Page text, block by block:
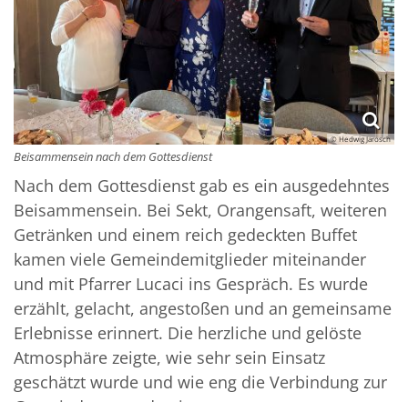
© Hedwig Jarosch
Beisammensein nach dem Gottesdienst
Nach dem Gottesdienst gab es ein ausgedehntes
Beisammensein. Bei Sekt, Orangensaft, weiteren
Getränken und einem reich gedeckten Buffet
kamen viele Gemeindemitglieder miteinander
und mit Pfarrer Lucaci ins Gespräch. Es wurde
erzählt, gelacht, angestoßen und an gemeinsame
Erlebnisse erinnert. Die herzliche und gelöste
Atmosphäre zeigte, wie sehr sein Einsatz
geschätzt wurde und wie eng die Verbindung zur